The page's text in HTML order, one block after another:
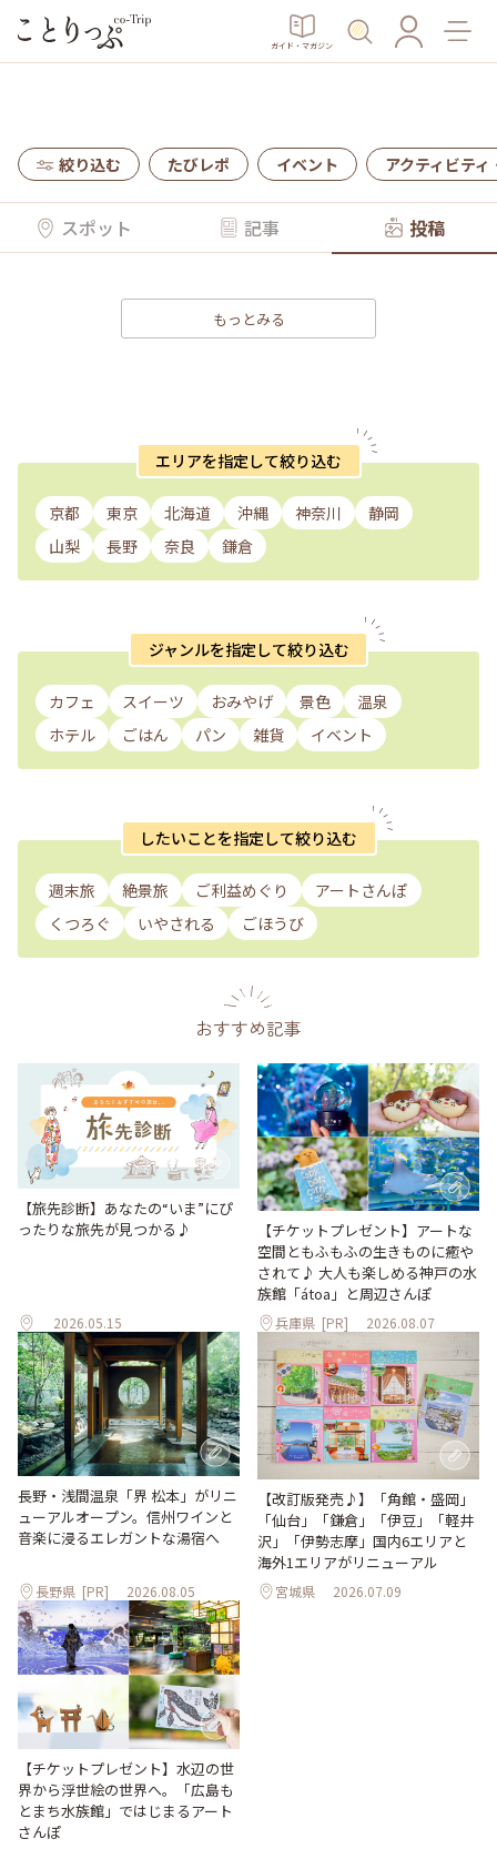
ガイド・マガジン
絞り込む たびレポ イベント アクティビティ
スポット 記事 投稿
もっとみる
エリアを指定して絞り込む
京都 東京 北海道 沖縄 神奈川
静岡
山梨
長野 奈良 鎌倉
ジャンルを指定して絞り込む
カフェ スイーツ おみやげ 景色
温泉
ホテル
ごはん パン 雑貨 イベント
したいことを指定して絞り込む
週末旅 絶景旅 ご利益めぐり
アートさんぽ
くつろぐ
いやされる ごほうび
おすすめ記事
【旅先診断】あなたの“いま”にぴ
ったりな旅先が見つかる♪
2026.05.15
【チケットプレゼント】アートな
空間ともふもふの生きものに癒や
されて♪ 大人も楽しめる神戸の水
族館「átoa」と周辺さんぽ
兵庫県 [PR] 2026.08.07
長野・浅間温泉「界 松本」がリニ
ューアルオープン。信州ワインと
音楽に浸るエレガントな湯宿へ
長野県 [PR] 2026.08.05
【改訂版発売♪】「角館・盛岡」
「仙台」「鎌倉」「伊豆」「軽井
沢」「伊勢志摩」国内6エリアと
海外1エリアがリニューアル
宮城県 2026.07.09
【チケットプレゼント】水辺の世
界から浮世絵の世界へ。「広島も
とまち水族館」ではじまるアート
さんぽ